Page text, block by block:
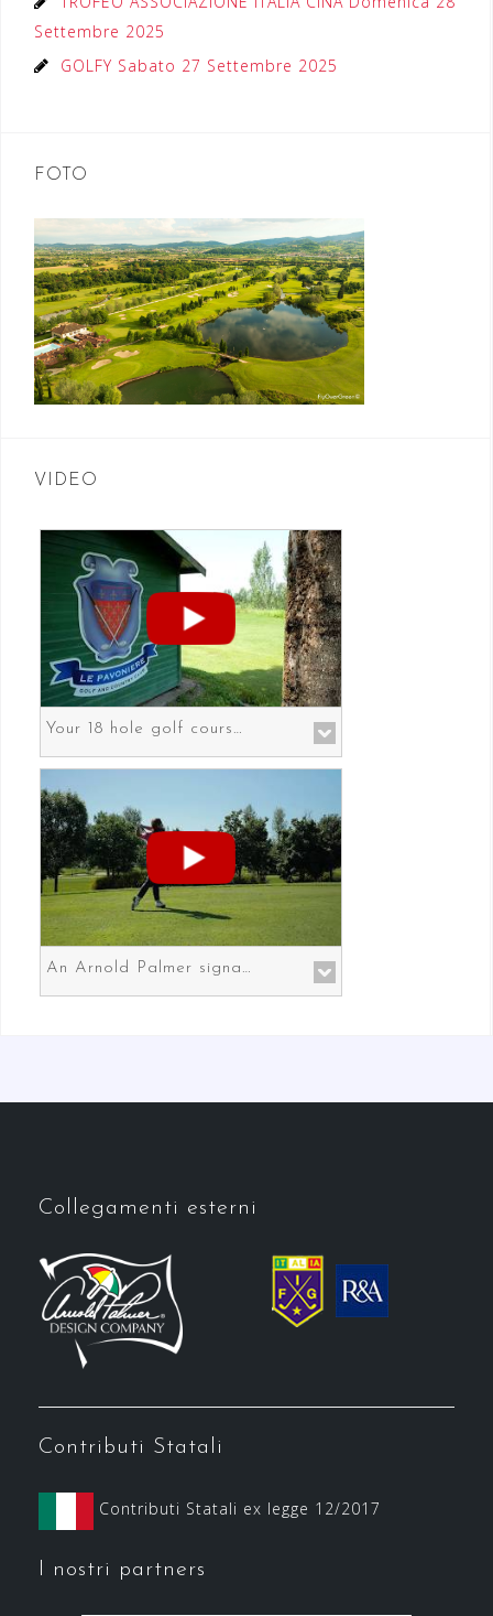
Settembre 2025
GOLFY Sabato 27 Settembre 2025
FOTO
VIDEO
Your 18 hole golf course in Prato the gateway to Florence
An Arnold Palmer signature course in Prato the gateway to Florence
Collegamenti esterni
Contributi Statali
Contributi Statali ex legge 12/2017
I nostri partners